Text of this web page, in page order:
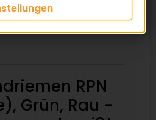
RPN
Grün, Rau -